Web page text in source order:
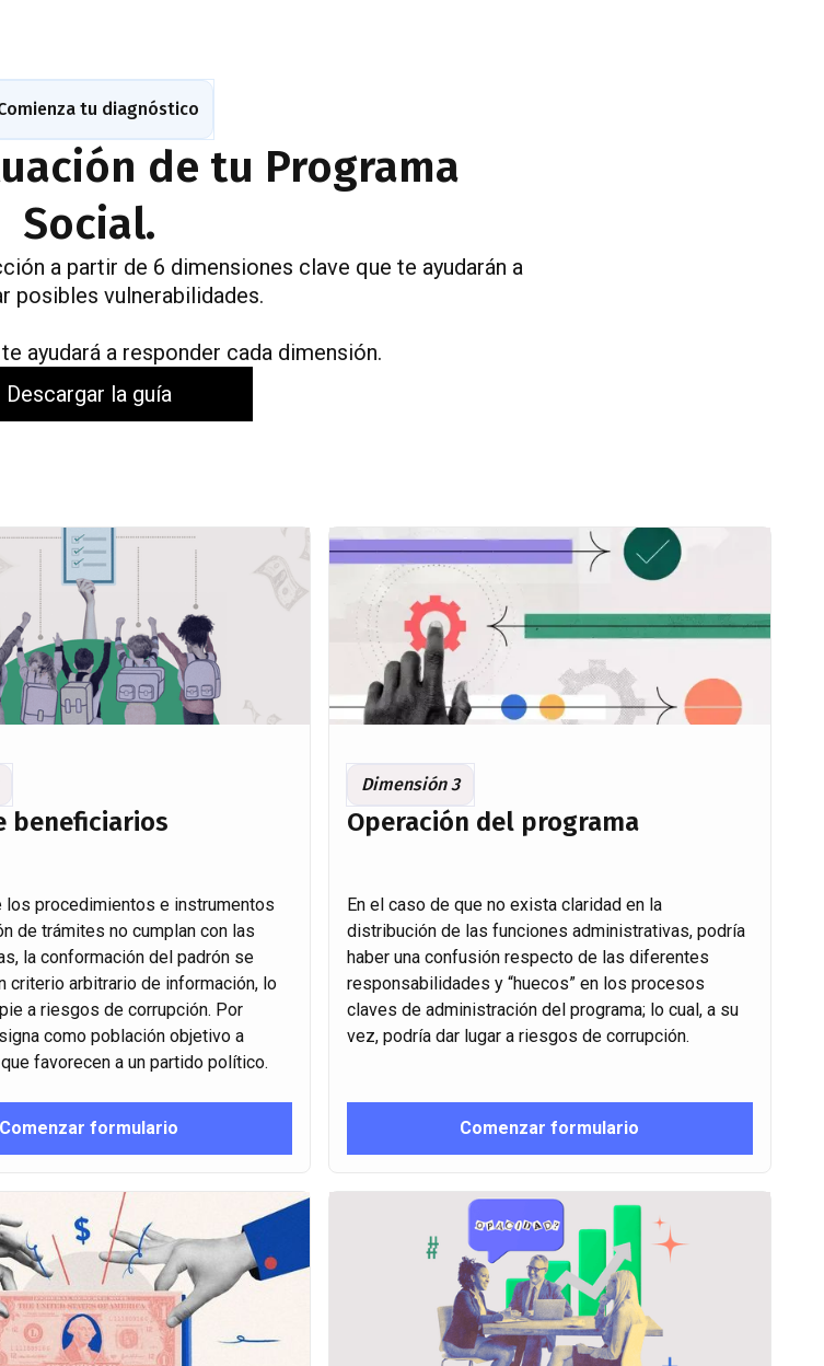
tu diagnóstico
de tu Programa
Social.
a partir de 6 dimensiones clave que te ayudarán a
posibles vulnerabilidades.
ayudará a responder cada dimensión.
Descargar la guía
beneficiarios
los procedimientos e instrumentos
de trámites no cumplan con las
la conformación del padrón se
criterio arbitrario de información, lo
a riesgos de corrupción. Por
como población objetivo a
favorecen a un partido político.
Comenzar formulario
Dimensión 3
Operación del programa
En el caso de que no exista claridad en la
distribución de las funciones administrativas, podría
haber una confusión respecto de las diferentes
responsabilidades y “huecos” en los procesos
claves de administración del programa; lo cual, a su
vez, podría dar lugar a riesgos de corrupción.
Comenzar formulario